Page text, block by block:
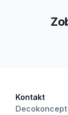
Kontakt
Decokoncept